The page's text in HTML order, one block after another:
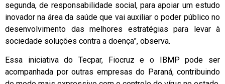
segunda, de responsabilidade social, para apoiar um estudo
inovador na área da saúde que vai auxiliar o poder público no
desenvolvimento das melhores estratégias para levar à
sociedade soluções contra a doença”, observa.
Essa iniciativa do Tecpar, Fiocruz e o IBMP pode ser
acompanhada por outras empresas do Paraná, contribuindo